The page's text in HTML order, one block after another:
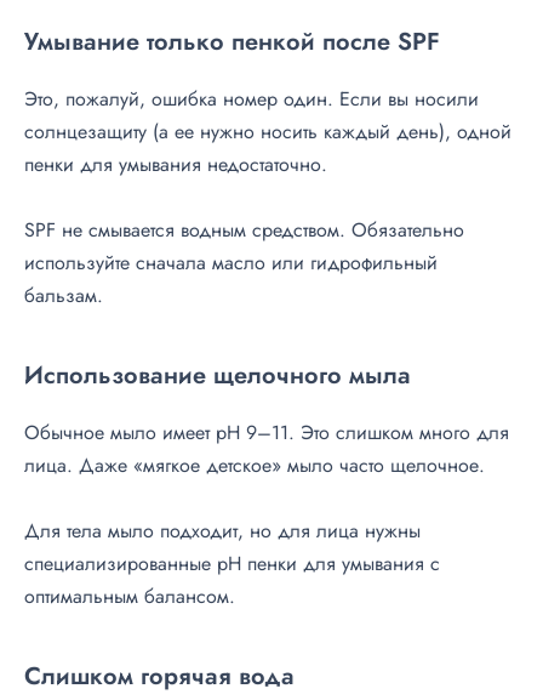
Умывание только пенкой после SPF
Это, пожалуй, ошибка номер один. Если вы носили
солнцезащиту (а ее нужно носить каждый день), одной
пенки для умывания недостаточно.
SPF не смывается водным средством. Обязательно
используйте сначала масло или гидрофильный
бальзам.
Использование щелочного мыла
Обычное мыло имеет pH 9–11. Это слишком много для
лица. Даже «мягкое детское» мыло часто щелочное.
Для тела мыло подходит, но для лица нужны
специализированные pH пенки для умывания с
оптимальным балансом.
Слишком горячая вода